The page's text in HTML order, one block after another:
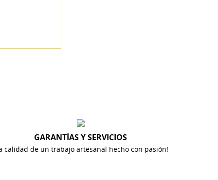
GARANTÍAS Y SERVICIOS
calidad de un trabajo artesanal hecho con pasión!